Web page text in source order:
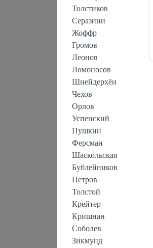
Толстиков
Серазини
Жоффр
Громов
Леонов
Ломоносов
Шнейдерхён
Чехов
Орлов
Успенский
Пушкин
Ферсман
Шаскольская
Бублейников
Петров
Толстой
Крейтер
Кришнан
Соболев
Зикмунд